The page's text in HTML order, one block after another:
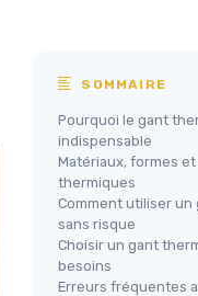
SOMMAIRE
Pourquoi le gant
indispensable
Matériaux, formes
thermiques
Comment utiliser
sans risque
Choisir un gant
besoins
Erreurs fréquentes